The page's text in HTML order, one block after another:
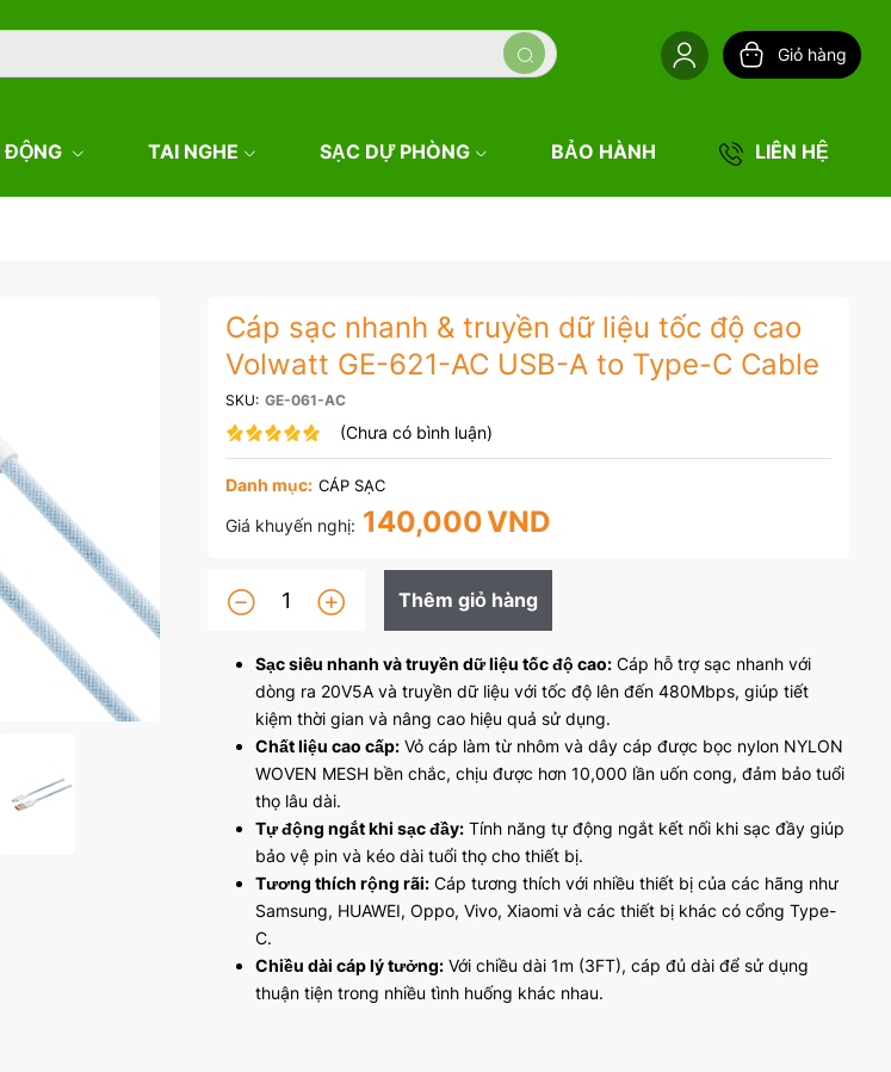
Giỏ hàng
ĐỘNG TAI NGHE SẠC DỰ PHÒNG BẢO HÀNH LIÊN HỆ
Cáp sạc nhanh & truyền dữ liệu tốc độ cao
Volwatt GE-621-AC USB-A to Type-C Cable
SKU: GE-061-AC
(Chưa có bình luận)
Danh mục: CÁP SẠC
Giá khuyến nghị: 140,000VND
Thêm giỏ hàng
Sạc siêu nhanh và truyền dữ liệu tốc độ cao: Cáp hỗ trợ sạc nhanh với
dòng ra 20V5A và truyền dữ liệu với tốc độ lên đến 480Mbps, giúp tiết
kiệm thời gian và nâng cao hiệu quả sử dụng.
Chất liệu cao cấp: Vỏ cáp làm từ nhôm và dây cáp được bọc nylon NYLON
WOVEN MESH bền chắc, chịu được hơn 10,000 lần uốn cong, đảm bảo tuổi
thọ lâu dài.
Tự động ngắt khi sạc đầy: Tính năng tự động ngắt kết nối khi sạc đầy giúp
bảo vệ pin và kéo dài tuổi thọ cho thiết bị.
Tương thích rộng rãi: Cáp tương thích với nhiều thiết bị của các hãng như
Samsung, HUAWEI, Oppo, Vivo, Xiaomi và các thiết bị khác có cổng Type-
C.
Chiều dài cáp lý tưởng: Với chiều dài 1m (3FT), cáp đủ dài để sử dụng
thuận tiện trong nhiều tình huống khác nhau.